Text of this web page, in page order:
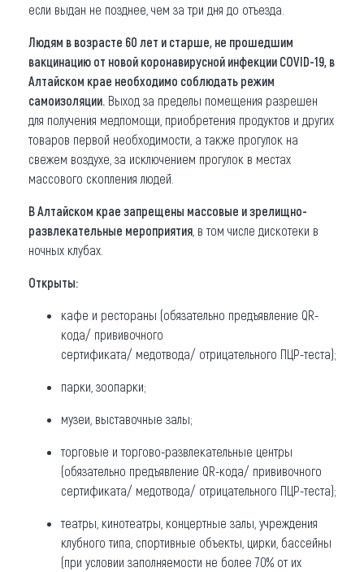
если выдан не позднее, чем за три дня до отъезда.
Людям в возрасте 60 лет и старше, не прошедшим
вакцинацию от новой коронавирусной инфекции COVID-19, в
Алтайском крае необходимо соблюдать режим
самоизоляции. Выход за пределы помещения разрешен
для получения медпомощи, приобретения продуктов и других
товаров первой необходимости, а также прогулок на
свежем воздухе, за исключением прогулок в местах
массового скопления людей.
В Алтайском крае запрещены массовые и зрелищно-
развлекательные мероприятия , в том числе дискотеки в
ночных клубах.
Открыты:
кафе и рестораны (обязательно предъявление QR-
кода/ прививочного
сертификата/ медотвода/ отрицательного ПЦР-теста);
парки, зоопарки;
музеи, выставочные залы;
торговые и торгово-развлекательные центры
(обязательно предъявление QR-кода/ прививочного
сертификата/ медотвода/ отрицательного ПЦР-теста);
театры, кинотеатры, концертные залы, учреждения
клубного типа, спортивные объекты, цирки, бассейны
(при условии заполняемости не более 70% от их